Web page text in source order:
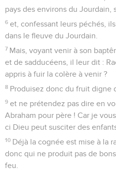
pays des environs du Jourdain,
6 et, confessant leurs péchés,
dans le fleuve du Jourdain.
7 Mais, voyant venir à son
et de sadducéens, il leur dit :
appris à fuir la colère à venir ?
8 Produisez donc du fruit digne
9 et ne prétendez pas dire en
Abraham pour père ! Car je
ci Dieu peut susciter des
10 Déjà la cognée est mise à la
donc qui ne produit pas de
feu.